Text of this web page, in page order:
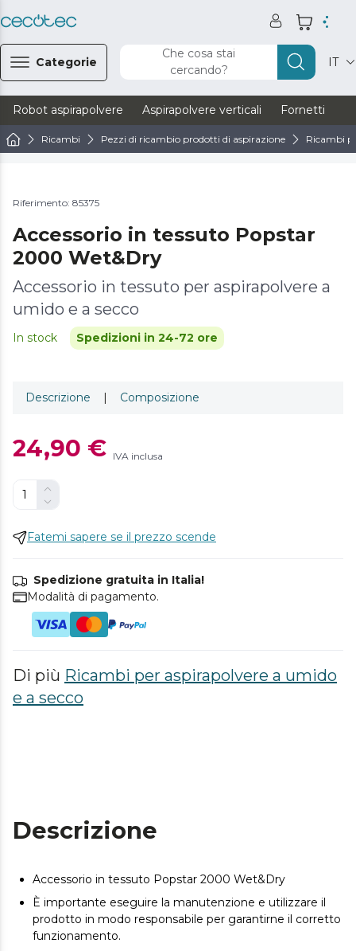
Categorie
Che cosa stai
cercando?
IT
Robot aspirapolvere Aspirapolvere verticali Fornetti
Ricambi Pezzi di ricambio prodotti di aspirazione Ricambi
Riferimento: 85375
Accessorio in tessuto Popstar
2000 Wet&Dry
Accessorio in tessuto per aspirapolvere a
umido e a secco
In stock Spedizioni in 24-72 ore
Descrizione | Composizione
24,90 € IVA inclusa
Fatemi sapere se il prezzo scende
Spedizione gratuita in Italia!
Modalità di pagamento.
Di più Ricambi per aspirapolvere a umido
e a secco
Descrizione
Accessorio in tessuto Popstar 2000 Wet&Dry
È importante eseguire la manutenzione e utilizzare il
prodotto in modo responsabile per garantirne il corretto
funzionamento.